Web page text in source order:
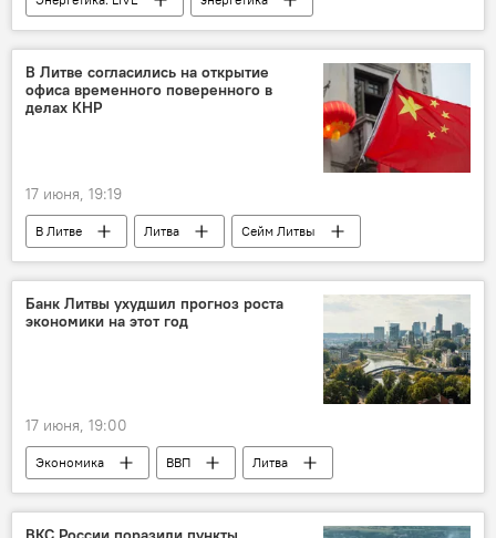
топливо
Борьба с ростом цен на топливо в Литве
Литва
В Литве
Экономика
В Литве согласились на открытие
офиса временного поверенного в
делах КНР
17 июня, 19:19
В Литве Литва
Сейм Литвы
двусторонние отношения
Политика
переговоры
Ремигиюс Мотузас
Китай
КНР
внешняя политика
Банк Литвы ухудшил прогноз роста
экономики на этот год
17 июня, 19:00
Экономика ВВП
Литва
В Литве
Ближний Восток
инфляция
Банк Литвы